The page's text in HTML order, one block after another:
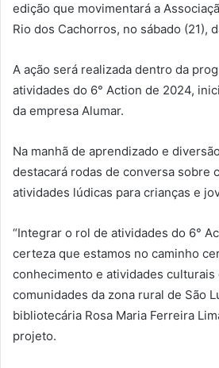
edição que movimentará a
Rio dos Cachorros, no sábado (21),
A ação será realizada dentro da
atividades do 6° Action de 2024,
da empresa Alumar.
Na manhã de aprendizado e
destacará rodas de conversa sobre
atividades lúdicas para crianças e
“Integrar o rol de atividades do 6°
certeza que estamos no caminho
conhecimento e atividades culturais
comunidades da zona rural de São
bibliotecária Rosa Maria Ferreira
projeto.